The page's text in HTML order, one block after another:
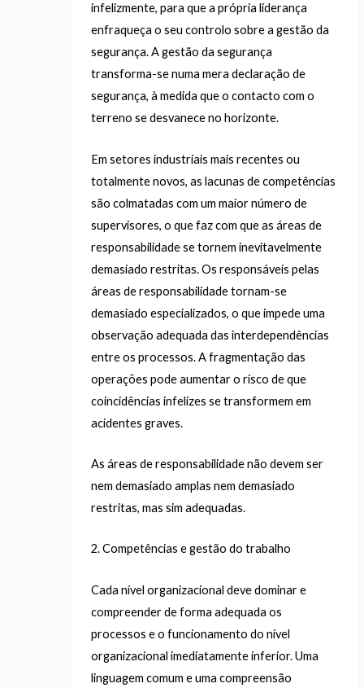
infelizmente, para que a própria liderança
enfraqueça o seu controlo sobre a gestão da
segurança. A gestão da segurança
transforma-se numa mera declaração de
segurança, à medida que o contacto com o
terreno se desvanece no horizonte.
Em setores industriais mais recentes ou
totalmente novos, as lacunas de competências
são colmatadas com um maior número de
supervisores, o que faz com que as áreas de
responsabilidade se tornem inevitavelmente
demasiado restritas. Os responsáveis pelas
áreas de responsabilidade tornam-se
demasiado especializados, o que impede uma
observação adequada das interdependências
entre os processos. A fragmentação das
operações pode aumentar o risco de que
coincidências infelizes se transformem em
acidentes graves.
As áreas de responsabilidade não devem ser
nem demasiado amplas nem demasiado
restritas, mas sim adequadas.
2. Competências e gestão do trabalho
Cada nível organizacional deve dominar e
compreender de forma adequada os
processos e o funcionamento do nível
organizacional imediatamente inferior. Uma
linguagem comum e uma compreensão